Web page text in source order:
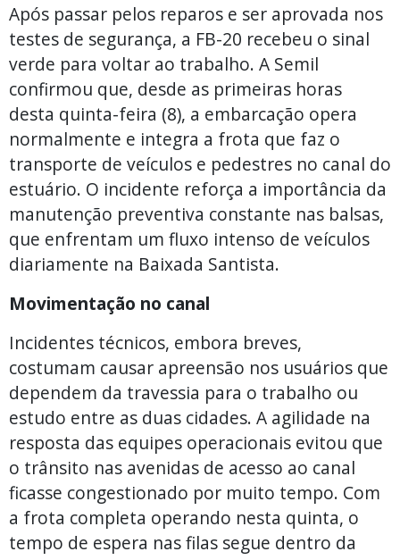
Após passar pelos reparos e ser aprovada nos
testes de segurança, a FB-20 recebeu o sinal
verde para voltar ao trabalho. A Semil
confirmou que, desde as primeiras horas
desta quinta-feira (8), a embarcação opera
normalmente e integra a frota que faz o
transporte de veículos e pedestres no canal do
estuário. O incidente reforça a importância da
manutenção preventiva constante nas balsas,
que enfrentam um fluxo intenso de veículos
diariamente na Baixada Santista.
Movimentação no canal
Incidentes técnicos, embora breves,
costumam causar apreensão nos usuários que
dependem da travessia para o trabalho ou
estudo entre as duas cidades. A agilidade na
resposta das equipes operacionais evitou que
o trânsito nas avenidas de acesso ao canal
ficasse congestionado por muito tempo. Com
a frota completa operando nesta quinta, o
tempo de espera nas filas segue dentro da